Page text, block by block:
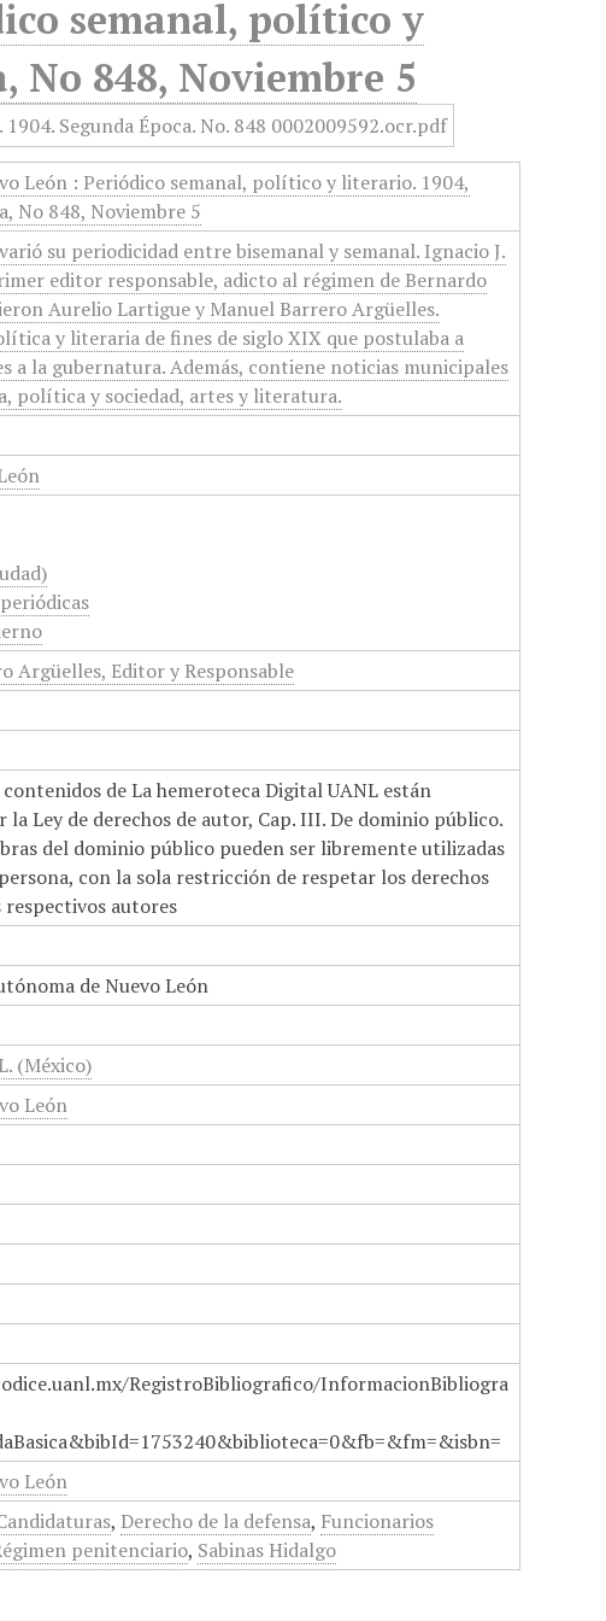
semanal, político y
No 848, Noviembre 5
León : Periódico semanal, político y literario. 1904,
No 848, Noviembre 5
su periodicidad entre bisemanal y semanal. Ignacio J.
editor responsable, adicto al régimen de Bernardo
Aurelio Lartigue y Manuel Barrero Argüelles.
y literaria de fines de siglo XIX que postulaba a
a la gubernatura. Además, contiene noticias municipales
política y sociedad, artes y literatura.
Argüelles, Editor y Responsable
de La hemeroteca Digital UANL están
Ley de derechos de autor, Cap. III. De dominio público.
del dominio público pueden ser libremente utilizadas
con la sola restricción de respetar los derechos
respectivos autores
de Nuevo León
(México)
León
RegistroBibliografico/InformacionBibliogra
León
, Derecho de la defensa, Funcionarios
penitenciario, Sabinas Hidalgo